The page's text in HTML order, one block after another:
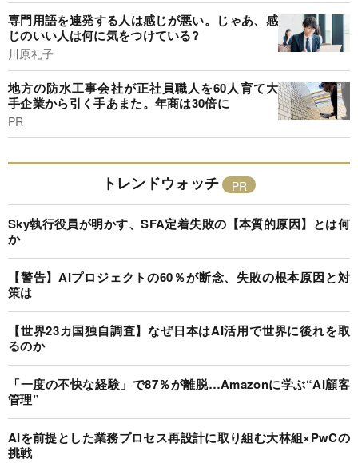
専門用語を連発する人は感じが悪い。じゃあ、感
じのいい人は何に気をつけている?
川原礼子
地方の防水工事会社が正社員職人を60人育て大
手企業から引く手あまた。年商は30倍に
PR
トレンドウォッチ
Sky執行役員が明かす、SFA定着失敗の【本質的原因】とは何
か
【警告】AIプロジェクトの60％が断念、失敗の根本原因と対
策は
【世界23カ国独自調査】なぜ日本はAI活用で世界に後れを取
るのか
「一度の不快な経験」で87％が離脱…Amazonに学ぶ“AI顧客
管理”
AIを前提とした業務プロセス再設計に取り組む大林組×PwCの
挑戦